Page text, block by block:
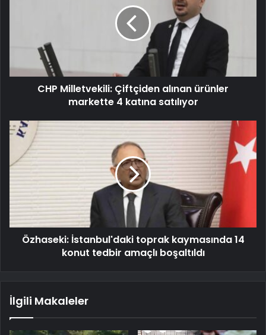
CHP Milletvekili: Çiftçiden alınan ürünler
markette 4 katına satılıyor
Özhaseki: İstanbul'daki toprak kaymasında 14
konut tedbir amaçlı boşaltıldı
İlgili Makaleler